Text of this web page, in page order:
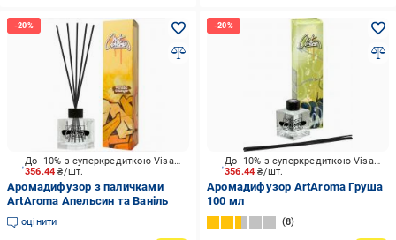
356.44₴/шт.
До -10% з суперкредиткою Visa Вигода
Аромадифузор з паличками
ArtAroma Апельсин та Ваніль
оцінити
356.44₴/шт.
До -10% з суперкредиткою Visa Вигода
Аромадифузор ArtAroma Груша
100 мл
8